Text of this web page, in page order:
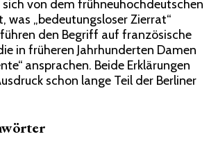
von dem frühneuhochdeutschen
was „bedeutungsloser Zierrat“
den Begriff auf französische
in früheren Jahrhunderten Damen
ansprachen. Beide Erklärungen
schon lange Teil der Berliner